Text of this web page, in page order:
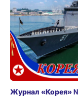
Журнал «Корея»